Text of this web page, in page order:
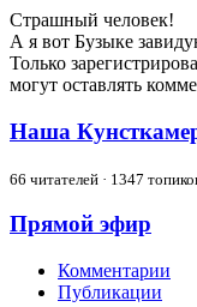
Страшный человек!
А я вот Бузыке
Только
могут оставлять
Наша
66 читателей · 1347
Прямой эфир
Комментарии
Публикации